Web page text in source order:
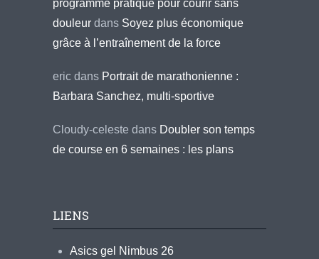
programme pratique pour courir sans
douleur dans Soyez plus économique
grâce à l’entraînement de la force
eric dans Portrait de marathonienne :
Barbara Sanchez, multi-sportive
Cloudy-celeste dans Doubler son temps
de course en 6 semaines : les plans
LIENS
Asics gel Nimbus 26